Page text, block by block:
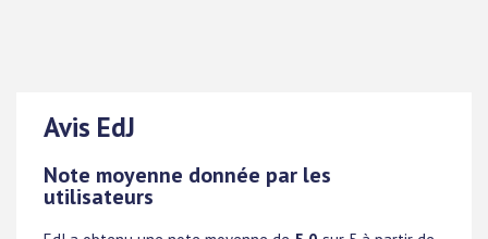
Avis EdJ
Note moyenne donnée par les
utilisateurs